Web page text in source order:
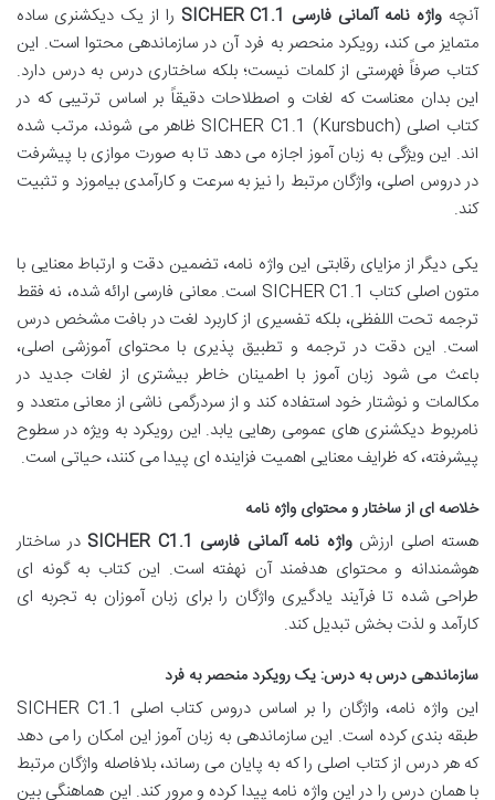
آنچه واژه نامه آلمانی فارسی SICHER C1.1
را از یک دیکشنری ساده
متمایز می کند، رویکرد منحصر به فرد آن در سازماندهی محتوا است. این
کتاب صرفاً فهرستی از کلمات نیست؛ بلکه ساختاری درس به درس دارد.
این بدان معناست که لغات و اصطلاحات دقیقاً بر اساس ترتیبی که در
کتاب اصلی SICHER C1.1 (Kursbuch) ظاهر می شوند، مرتب شده
اند. این ویژگی به زبان آموز اجازه می دهد تا به صورت موازی با پیشرفت
در دروس اصلی، واژگان مرتبط را نیز به سرعت و کارآمدی بیاموزد و تثبیت
کند.
یکی دیگر از مزایای رقابتی این واژه نامه، تضمین دقت و ارتباط معنایی با
متون اصلی کتاب SICHER C1.1 است. معانی فارسی ارائه شده، نه فقط
ترجمه تحت اللفظی، بلکه تفسیری از کاربرد لغت در بافت مشخص درس
است. این دقت در ترجمه و تطبیق پذیری با محتوای آموزشی اصلی،
باعث می شود زبان آموز با اطمینان خاطر بیشتری از لغات جدید در
مکالمات و نوشتار خود استفاده کند و از سردرگمی ناشی از معانی متعدد و
نامربوط دیکشنری های عمومی رهایی یابد. این رویکرد به ویژه در سطوح
پیشرفته، که ظرایف معنایی اهمیت فزاینده ای پیدا می کنند، حیاتی است.
خلاصه ای از ساختار و محتوای واژه نامه
هسته اصلی ارزشواژه نامه آلمانی فارسی SICHER C1.1
در ساختار
هوشمندانه و محتوای هدفمند آن نهفته است. این کتاب به گونه ای
طراحی شده تا فرآیند یادگیری واژگان را برای زبان آموزان به تجربه ای
کارآمد و لذت بخش تبدیل کند.
سازماندهی درس به درس: یک رویکرد منحصر به فرد
این واژه نامه، واژگان را بر اساس دروس کتاب اصلی SICHER C1.1
طبقه بندی کرده است. این سازماندهی به زبان آموز این امکان را می دهد
که هر درس از کتاب اصلی را که به پایان می رساند، بلافاصله واژگان مرتبط
با همان درس را در این واژه نامه پیدا کرده و مرور کند. این هماهنگی بین